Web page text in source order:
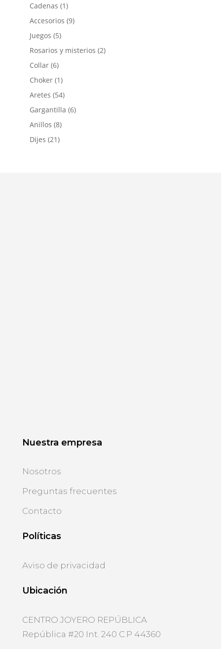
Cadenas (1)
Accesorios (9)
Juegos (5)
Rosarios y misterios (2)
Collar (6)
Choker (1)
Aretes (54)
Gargantilla (6)
Anillos (8)
Dijes (21)
Nuestra empresa
Nosotros
Preguntas frecuentes
Contacto
Políticas
Aviso de privacidad
Ubicación
CENTRO JOYERO REPÚBLICA
República #20 Int. 240 C.P 44360